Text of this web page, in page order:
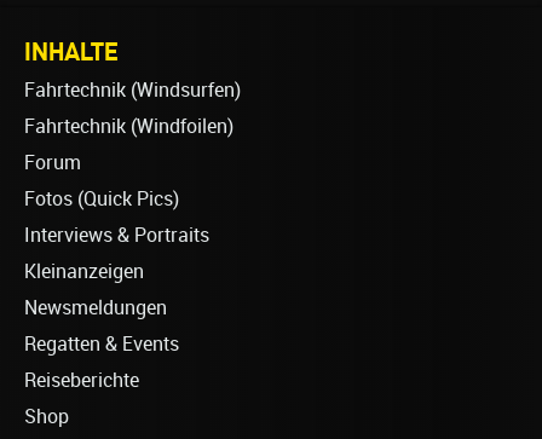
INHALTE
Fahrtechnik (Windsurfen)
Fahrtechnik (Windfoilen)
Forum
Fotos (Quick Pics)
Interviews & Portraits
Kleinanzeigen
Newsmeldungen
Regatten & Events
Reiseberichte
Shop